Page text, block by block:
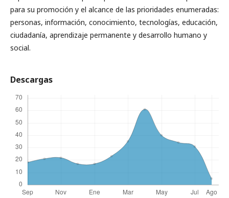
para su promoción y el alcance de las prioridades enumeradas:
personas, información, conocimiento, tecnologías, educación,
ciudadanía, aprendizaje permanente y desarrollo humano y
social.
Descargas